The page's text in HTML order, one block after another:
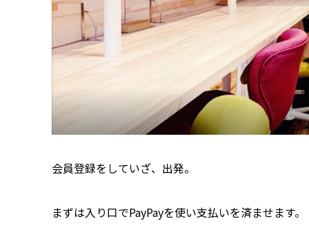
会員登録をしていざ、出発。
まずは入り口でPayPayを使い支払いを済ませます。